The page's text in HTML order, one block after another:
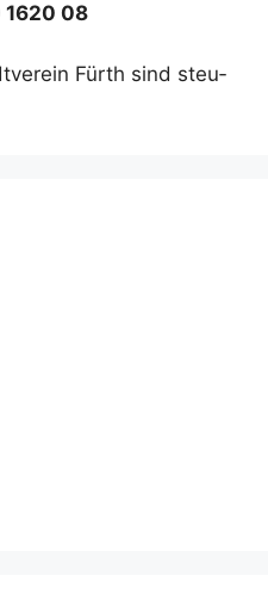
1620 08
Fürth sind steu­